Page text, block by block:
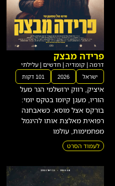
פרידה מבצק
דרמה | קומדיה | חדשים |עלילתי
ישראל 2026 101 דקות
איציק, רווק ירושלמי הגר מעל
הוריו, מעגן קיומו בטקס יומי:
בורקס אצל מוסא. כשאבחנה
רפואית מאלצת אותו להיגמל
מפחמימות, עולמו
לעמוד הסרט